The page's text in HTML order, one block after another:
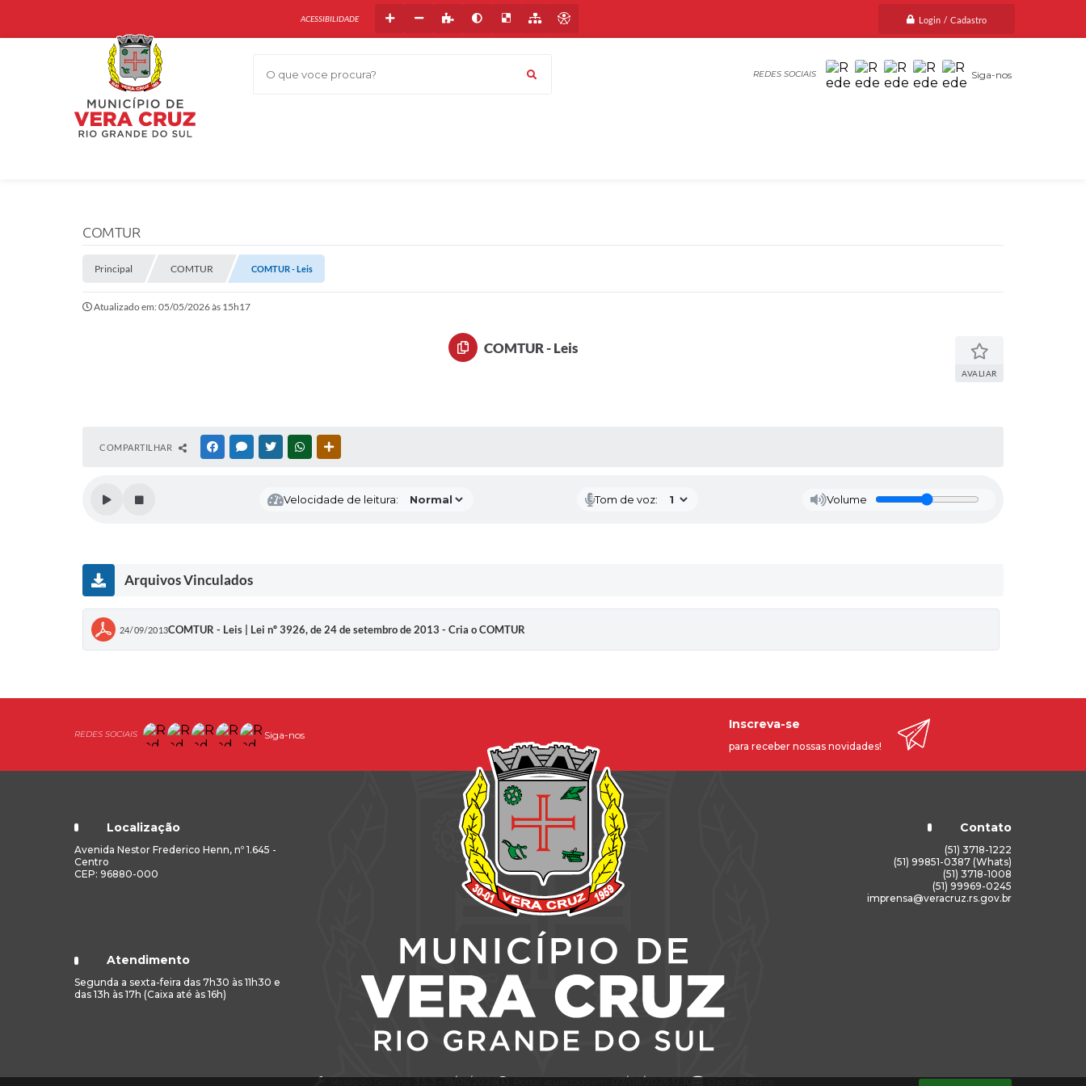
Login / Cadastro
O que voce procura? Siga-nos
ACESSIBILIDADE
COMTUR
Principal COMTUR COMTUR - Leis
Atualizado em: 05/05/2026 às 15h17
COMTUR - Leis
AVALIAR
COMPARTILHAR FACEBOOKMESSENGER
TWITTERWHATSAPP
Velocidade de leitura: Tom de voz: Volume
Arquivos Vinculados
24/09/2013COMTUR - Leis | Lei nº 3926, de 24 de setembro de 2013 - Cria o COMTUR
Siga-nos
Localização
Avenida Nestor Frederico Henn, nº 1.645 -
Centro
CEP: 96880-000
Contato
(51) 3718-1222
(51) 99851-0387 (Whats)
(51) 3718-1008
(51) 99969-0245
imprensa@veracruz.rs.gov.br
Atendimento
Segunda a sexta-feira das 7h30 às 11h30 e
das 13h às 17h (Caixa até às 16h)
Inscreva-se
para receber nossas novidades!